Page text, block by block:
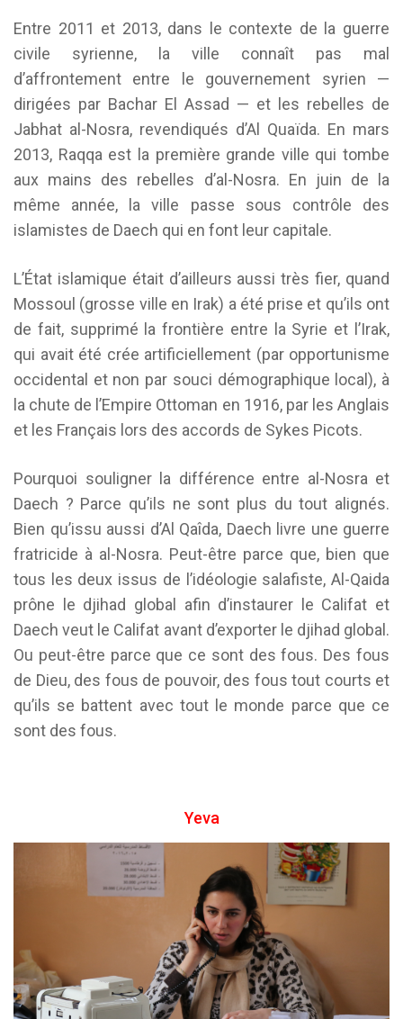
Entre 2011 et 2013, dans le contexte de la guerre
civile syrienne, la ville connaît pas mal
d’affrontement entre le gouvernement syrien —
dirigées par Bachar El Assad — et les rebelles de
Jabhat al-Nosra, revendiqués d’Al Quaïda. En mars
2013, Raqqa est la première grande ville qui tombe
aux mains des rebelles d’al-Nosra. En juin de la
même année, la ville passe sous contrôle des
islamistes de Daech qui en font leur capitale.
L’État islamique était d’ailleurs aussi très fier, quand
Mossoul (grosse ville en Irak) a été prise et qu’ils ont
de fait, supprimé la frontière entre la Syrie et l’Irak,
qui avait été crée artificiellement (par opportunisme
occidental et non par souci démographique local), à
la chute de l’Empire Ottoman en 1916, par les Anglais
et les Français lors des accords de Sykes Picots.
Pourquoi souligner la différence entre al-Nosra et
Daech ? Parce qu’ils ne sont plus du tout alignés.
Bien qu’issu aussi d’Al Qaîda, Daech livre une guerre
fratricide à al-Nosra. Peut-être parce que, bien que
tous les deux issus de l’idéologie salafiste, Al-Qaida
prône le djihad global afin d’instaurer le Califat et
Daech veut le Califat avant d’exporter le djihad global.
Ou peut-être parce que ce sont des fous. Des fous
de Dieu, des fous de pouvoir, des fous tout courts et
qu’ils se battent avec tout le monde parce que ce
sont des fous.
Yeva